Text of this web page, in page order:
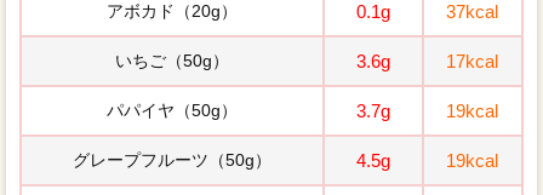
アボカド（20g） 0.1g 37kcal
いちご（50g） 3.6g 17kcal
パパイヤ（50g） 3.7g 19kcal
グレープフルーツ（50g） 4.5g 19kcal